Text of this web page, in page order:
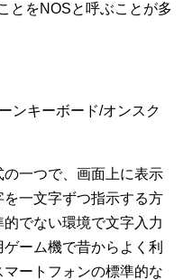
とをNOSと呼ぶことが多
ンキーボード/オンスク
一つで、画面上に表示
一文字ずつ指示する方
でない環境で文字入力
ーム機で昔からよく利
ートフォンの標準的な